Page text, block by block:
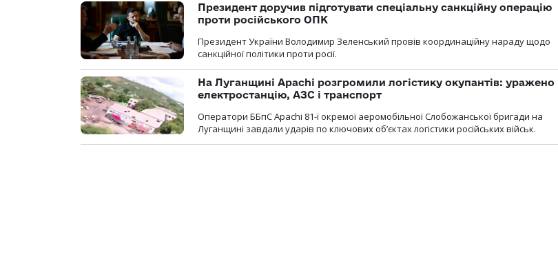
Президент доручив підготувати спеціальну санкційну операцію
проти російського ОПК
Президент України Володимир Зеленський провів координаційну нараду щодо
санкційної політики проти росії.
На Луганщині Apachi розгромили логістику окупантів: уражено
електростанцію, АЗС і транспорт
Оператори ББпС Apachi 81-ї окремої аеромобільної Слобожанської бригади на
Луганщині завдали ударів по ключових об’єктах логістики російських військ.